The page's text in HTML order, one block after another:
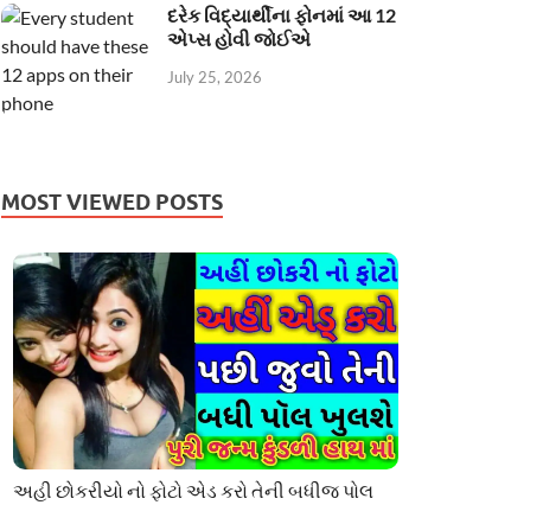
દરેક વિદ્યાર્થીના ફોનમાં આ 12
એપ્સ હોવી જોઈએ
July 25, 2026
MOST VIEWED POSTS
અહી છોકરીયો નો ફોટો એડ કરો તેની બધીજ પોલ